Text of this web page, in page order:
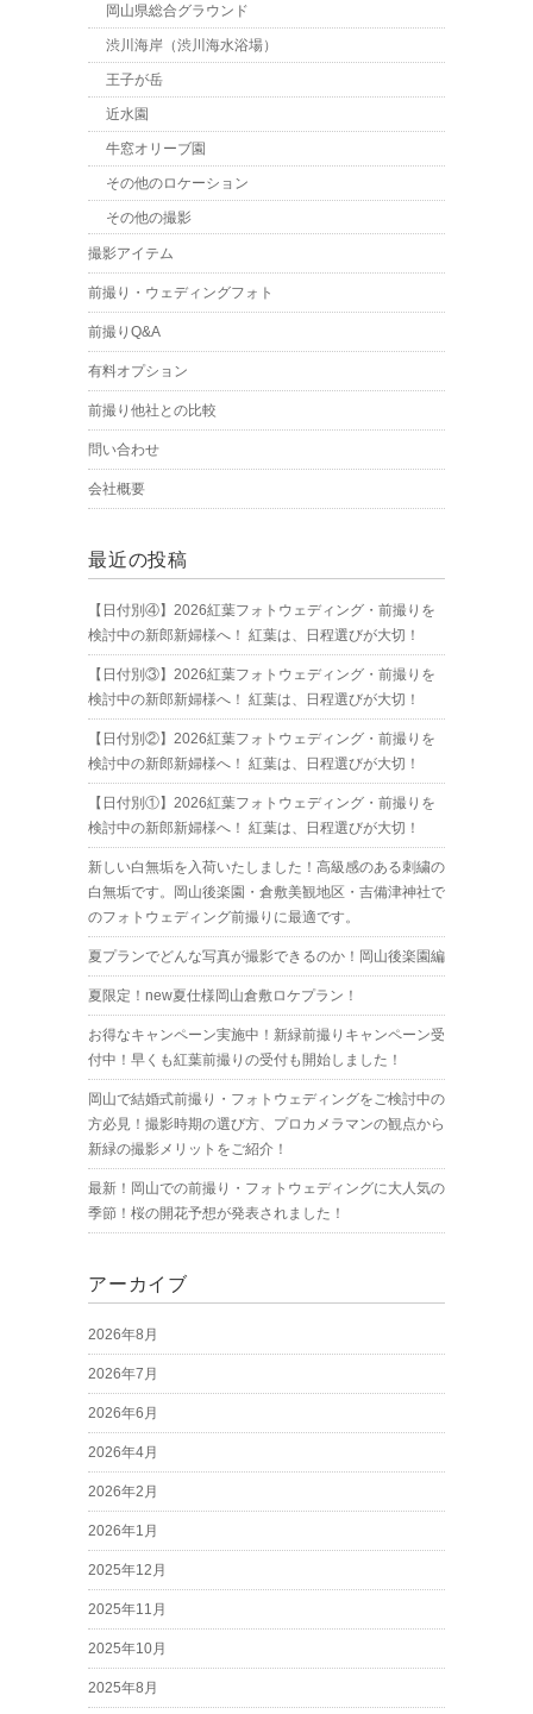
岡山県総合グラウンド
渋川海岸（渋川海水浴場）
王子が岳
近水園
牛窓オリーブ園
その他のロケーション
その他の撮影
撮影アイテム
前撮り・ウェディングフォト
前撮りQ&A
有料オプション
前撮り他社との比較
問い合わせ
会社概要
最近の投稿
【日付別④】2026紅葉フォトウェディング・前撮りを
検討中の新郎新婦様へ！ 紅葉は、日程選びが大切！
【日付別③】2026紅葉フォトウェディング・前撮りを
検討中の新郎新婦様へ！ 紅葉は、日程選びが大切！
【日付別②】2026紅葉フォトウェディング・前撮りを
検討中の新郎新婦様へ！ 紅葉は、日程選びが大切！
【日付別①】2026紅葉フォトウェディング・前撮りを
検討中の新郎新婦様へ！ 紅葉は、日程選びが大切！
新しい白無垢を入荷いたしました！高級感のある刺繍の
白無垢です。岡山後楽園・倉敷美観地区・吉備津神社で
のフォトウェディング前撮りに最適です。
夏プランでどんな写真が撮影できるのか！岡山後楽園編
夏限定！new夏仕様岡山倉敷ロケプラン！
お得なキャンペーン実施中！新緑前撮りキャンペーン受
付中！早くも紅葉前撮りの受付も開始しました！
岡山で結婚式前撮り・フォトウェディングをご検討中の
方必見！撮影時期の選び方、プロカメラマンの観点から
新緑の撮影メリットをご紹介！
最新！岡山での前撮り・フォトウェディングに大人気の
季節！桜の開花予想が発表されました！
アーカイブ
2026年8月
2026年7月
2026年6月
2026年4月
2026年2月
2026年1月
2025年12月
2025年11月
2025年10月
2025年8月